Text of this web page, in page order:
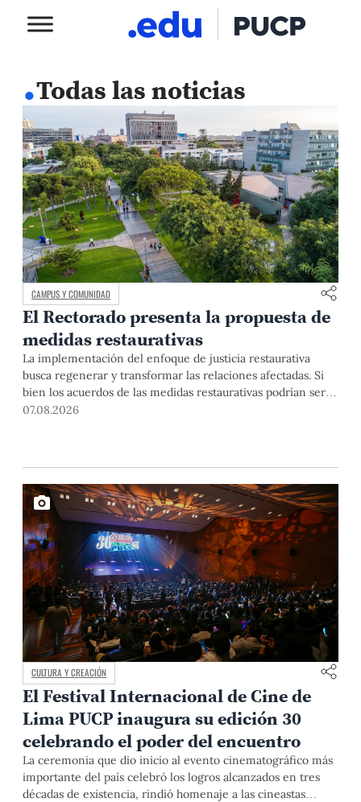
.Todas las noticias
CAMPUS Y COMUNIDAD
El Rectorado presenta la propuesta de
medidas restaurativas
La implementación del enfoque de justicia restaurativa
busca regenerar y transformar las relaciones afectadas. Si
bien los acuerdos de las medidas restaurativas podrían ser
considerados por las instancias disciplinarias, este proceso
07.08.2026
CULTURA Y CREACIÓN
El Festival Internacional de Cine de
Lima PUCP inaugura su edición 30
celebrando el poder del encuentro
La ceremonia que dio inicio al evento cinematográfico más
importante del país celebró los logros alcanzados en tres
décadas de existencia, rindió homenaje a las cineastas